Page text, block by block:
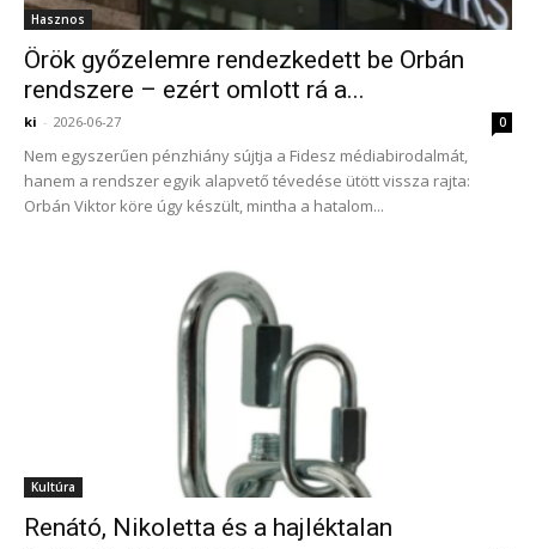
Hasznos
Örök győzelemre rendezkedett be Orbán
rendszere – ezért omlott rá a...
ki - 2026-06-27 0
Nem egyszerűen pénzhiány sújtja a Fidesz médiabirodalmát,
hanem a rendszer egyik alapvető tévedése ütött vissza rajta:
Orbán Viktor köre úgy készült, mintha a hatalom...
Kultúra
Renátó, Nikoletta és a hajléktalan